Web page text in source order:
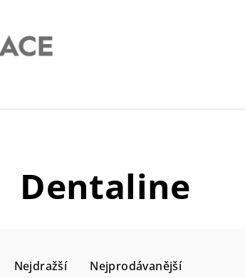
Dentaline
Nejdražší Nejprodávanější